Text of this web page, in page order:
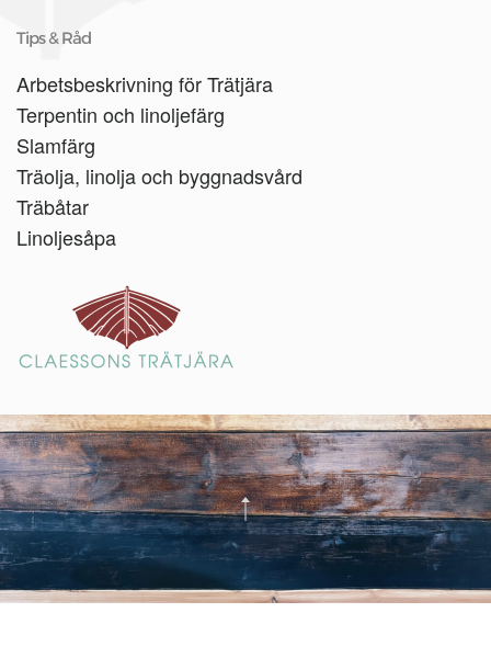
Tips & Råd
Arbetsbeskrivning för Trätjära
Terpentin och linoljefärg
Slamfärg
Träolja, linolja och byggnadsvård
Träbåtar
Linoljesåpa